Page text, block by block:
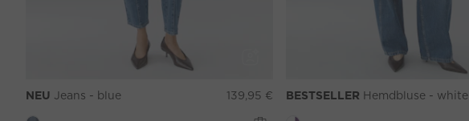
NEU Jeans - blue 139,95 € BESTSELLER Hemdbluse - white violett